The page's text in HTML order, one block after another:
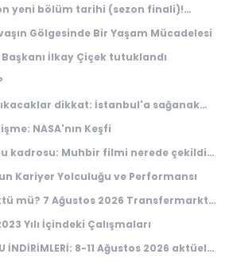
yeni bölüm tarihi (sezon finali)!
Gölgesinde Bir Yaşam Mücadelesi
İlkay Çiçek tutuklandı
dikkat: İstanbul'a sağanak
NASA'nın Keşfi
kadrosu: Muhbir filmi nerede çekildi,
Kariyer Yolculuğu ve Performansı
mü? 7 Ağustos 2026 Transfermarkt
Yılı İçindeki Çalışmaları
İNDİRİMLERİ: 8-11 Ağustos 2026 aktüel